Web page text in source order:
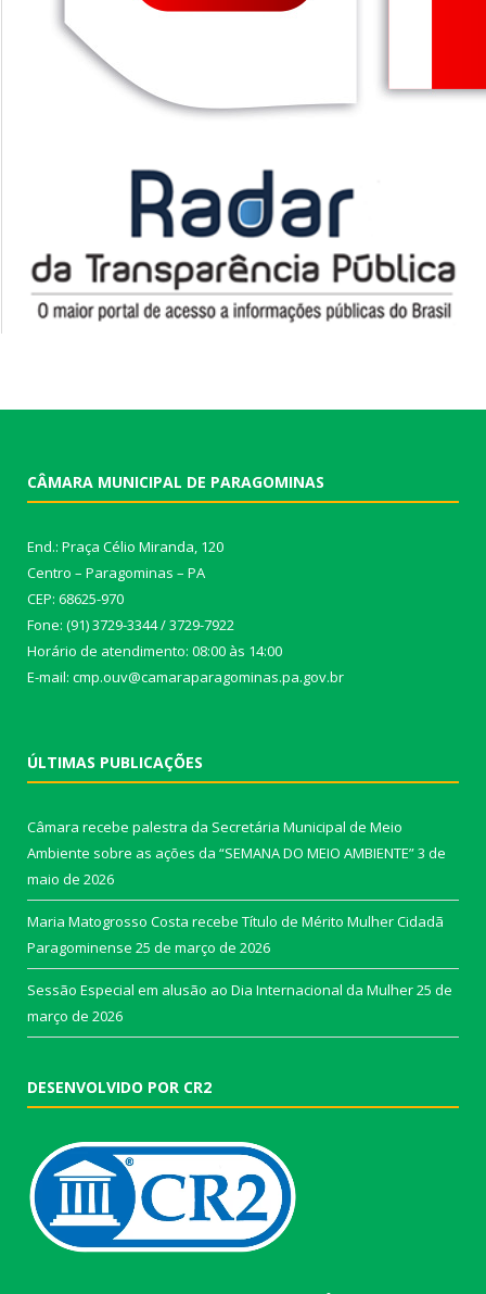
CÂMARA MUNICIPAL DE PARAGOMINAS
End.: Praça Célio Miranda, 120
Centro – Paragominas – PA
CEP: 68625-970
Fone: (91) 3729-3344 / 3729-7922
Horário de atendimento: 08:00 às 14:00
E-mail: cmp.ouv@camaraparagominas.pa.gov.br
ÚLTIMAS PUBLICAÇÕES
Câmara recebe palestra da Secretária Municipal de Meio
Ambiente sobre as ações da “SEMANA DO MEIO AMBIENTE”3 de
maio de 2026
Maria Matogrosso Costa recebe Título de Mérito Mulher Cidadã
Paragominense 25 de março de 2026
Sessão Especial em alusão ao Dia Internacional da Mulher25 de
março de 2026
DESENVOLVIDO POR CR2